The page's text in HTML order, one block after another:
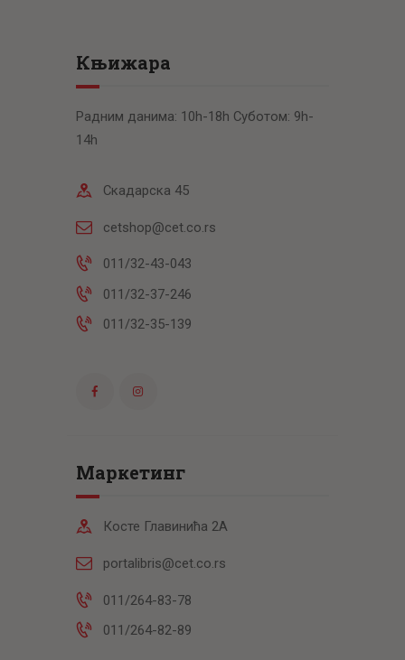
Књижара
Радним данима: 10h-18h Суботом: 9h-
14h
Скадарска 45
cetshop@cet.co.rs
011/32-43-043
011/32-37-246
011/32-35-139
Маркетинг
Косте Главинића 2А
portalibris@cet.co.rs
011/264-83-78
011/264-82-89